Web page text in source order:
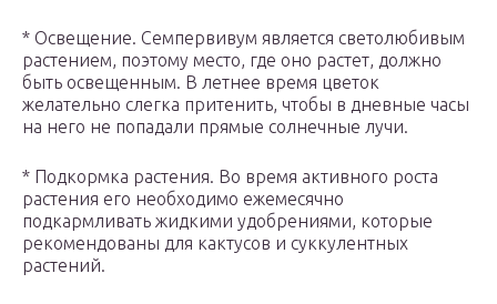
* Освещение. Семпервивум является светолюбивым
растением, поэтому место, где оно растет, должно
быть освещенным. В летнее время цветок
желательно слегка притенить, чтобы в дневные часы
на него не попадали прямые солнечные лучи.
* Подкормка растения. Во время активного роста
растения его необходимо ежемесячно
подкармливать жидкими удобрениями, которые
рекомендованы для кактусов и суккулентных
растений.